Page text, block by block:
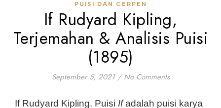
PUISI DAN CERPEN
If Rudyard Kipling,
Terjemahan & Analisis Puisi
(1895)
September 5, 2021 / No Comments
If Rudyard Kipling. Puisi If adalah puisi karya